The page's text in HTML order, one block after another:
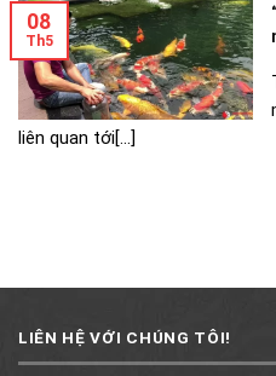
liên quan tới[...]
08
Th5
LIÊN HỆ VỚI CHÚNG TÔI!